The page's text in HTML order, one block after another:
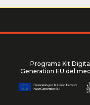
Programa Kit
Generation EU del